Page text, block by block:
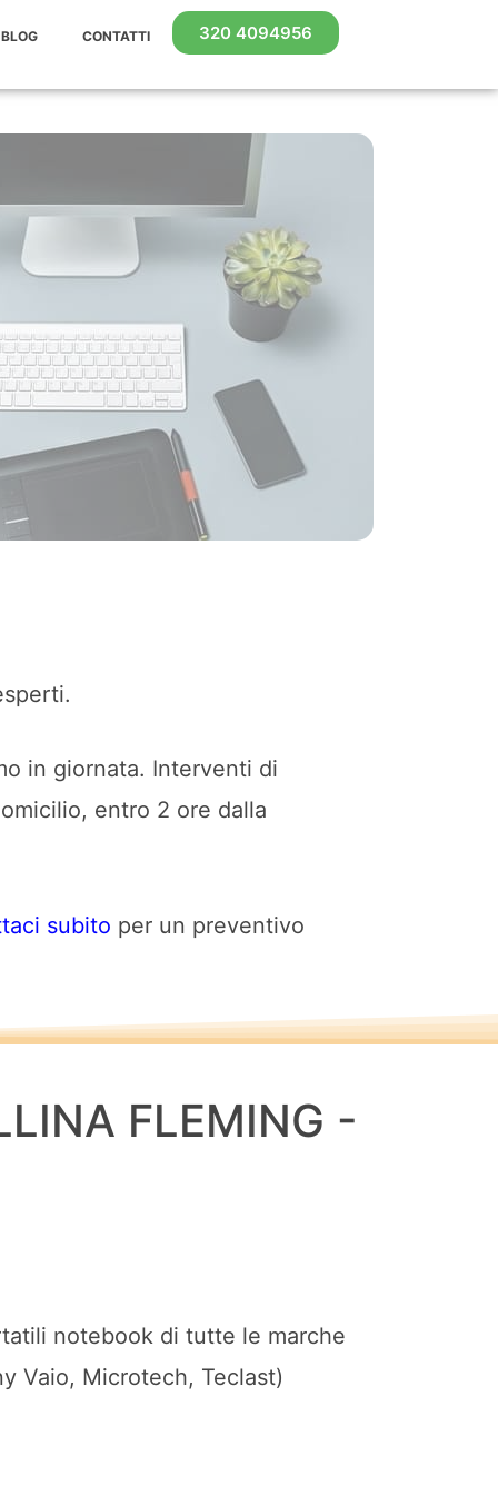
BLOG CONTATTI 320 4094956
in giornata. Interventi di
entro 2 ore dalla
subito per un preventivo
FLEMING -
notebook di tutte le marche
Vaio, Microtech, Teclast)